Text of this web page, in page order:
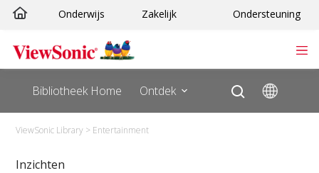
Ga
de
inhoud
Onderwijs Zakelijk Ondersteuning
Bibliotheek Home Ontdek
ViewSonic Library > Entertainment
Inzichten